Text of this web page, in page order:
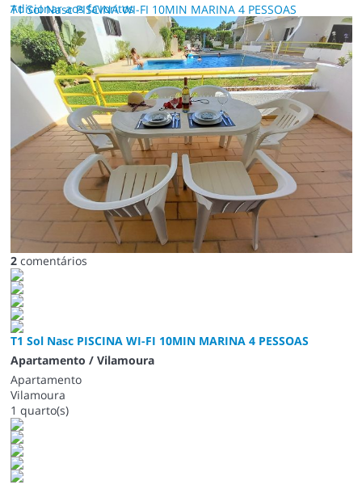
T1 Sol Nasc PISCINA WI-FI 10MIN MARINA 4 PESSOAS
Adicionar aos favoritos
2comentários
T1 Sol Nasc PISCINA WI-FI 10MIN MARINA 4 PESSOAS
Apartamento / Vilamoura
Apartamento
Vilamoura
1 quarto(s)